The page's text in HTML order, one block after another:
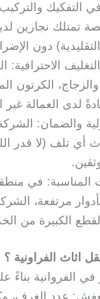
في التفكيك
تمتلك نجارين
دون
والزجاج، الكرتون
لدى العمالة
والضمان:
أي تلف (لا قدر
المناسبة: في
مرتفعة،
الكبيرة من
اثاث الفراونية ؟
في الفروانية
عدد الغرف،